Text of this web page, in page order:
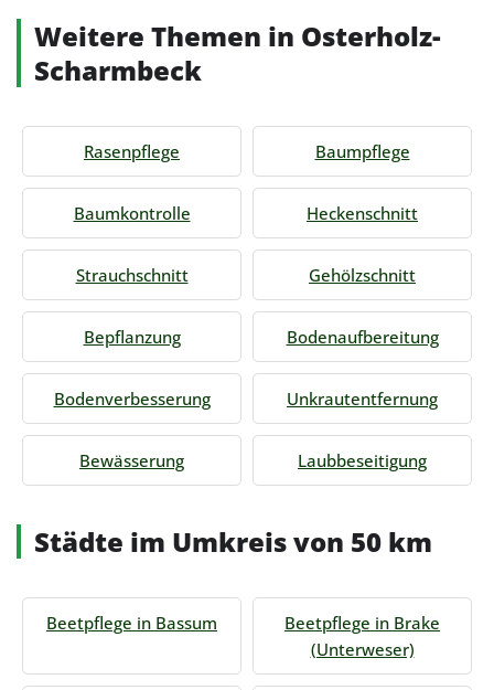
Weitere Themen in Osterholz-
Scharmbeck
Rasenpflege Baumpflege
Baumkontrolle Heckenschnitt
Strauchschnitt Gehölzschnitt
Bepflanzung Bodenaufbereitung
Bodenverbesserung Unkrautentfernung
Bewässerung Laubbeseitigung
Städte im Umkreis von 50 km
Beetpflege in Bassum
Beetpflege in Brake
(Unterweser)